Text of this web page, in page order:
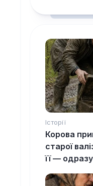
Історії
Корова
старої
її —